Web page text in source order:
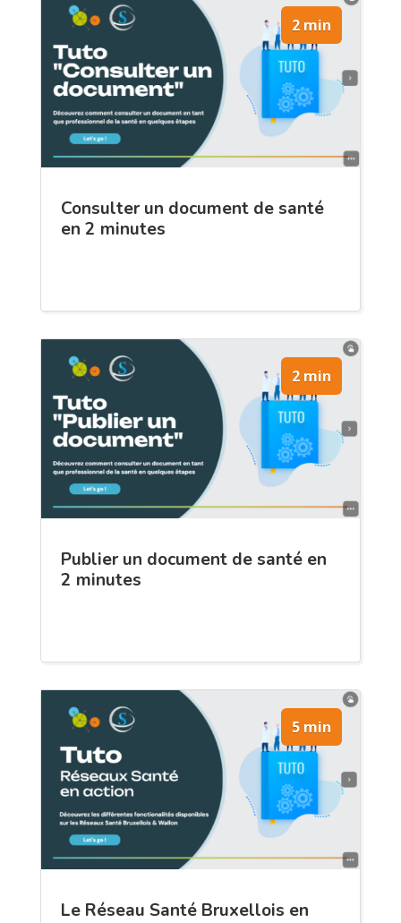
2 min
Consulter un document de santé
en 2 minutes
2 min
Publier un document de santé en
2 minutes
5 min
Le Réseau Santé Bruxellois en